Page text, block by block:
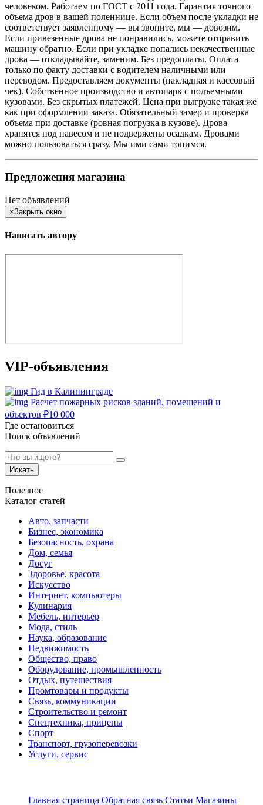
человеком. Работаем по ГОСТ с 2011 года. Гарантия точного
объема дров в вашей поленнице. Если объем после укладки не
соответствует заявленному — вы звоните, мы — довозим.
Если привезенные дрова не понравились, можете отправить
машину обратно. Если при укладке попались некачественные
дрова — откладывайте, заменим. Без предоплаты. Оплата
только по факту доставки с водителем наличными или
переводом. Предоставляем документы (накладная и кассовый
чек). Собственное производство и автопарк с подъемными
кузовами. Без скрытых платежей. Цена при выгрузке такая же
как при оформлении заказа. Обязательный замер и проверка
объема при доставке (ровная погрузка в кузове). Дрова
хранятся под навесом и не подвержены осадкам. Дровами
можно пользоваться сразу. Мы ими сами топимся.
Предложения магазина
Нет объявлений
×Закрыть окно
Написать автору
VIP-объявления
Гид в Калининграде
Расчет пожарных рисков зданий, помещений и
объектов ₽10 000
Где остановиться
Поиск объявлений
Искать
Полезное
Каталог статей
Авто, запчасти
Бизнес, экономика
Безопасность, охрана
Дом, семья
Досуг
Здоровье, красота
Искусство
Интернет, компьютеры
Кулинария
Мебель, интерьер
Мода, стиль
Наука, образование
Недвижимость
Общество, право
Оборудование, промышленность
Отдых, путешествия
Промтовары и продукты
Связь, коммуникации
Строительство и ремонт
Спецтехника, прицепы
Спорт
Транспорт, грузоперевозки
Услуги, сервис
Главная страница Обратная связь Статьи Магазины